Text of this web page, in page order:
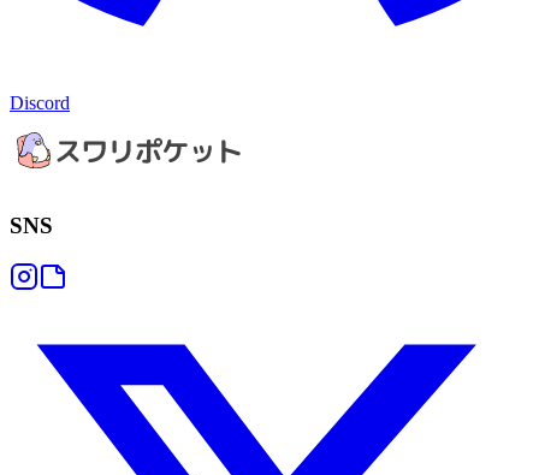
Discord
SNS